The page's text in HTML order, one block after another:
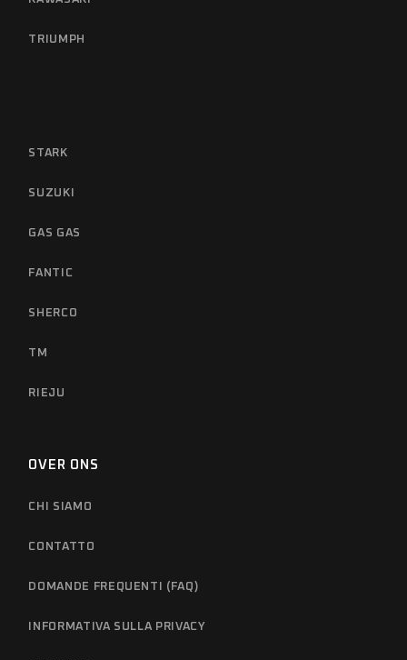
TRIUMPH
STARK
SUZUKI
GAS GAS
FANTIC
SHERCO
TM
RIEJU
OVER ONS
CHI SIAMO
CONTATTO
DOMANDE FREQUENTI (FAQ)
INFORMATIVA SULLA PRIVACY